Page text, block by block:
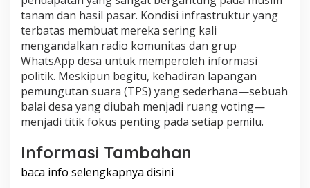
tanam dan hasil pasar. Kondisi infrastruktur yang
terbatas membuat mereka sering kali
mengandalkan radio komunitas dan grup
WhatsApp desa untuk memperoleh informasi
politik. Meskipun begitu, kehadiran lapangan
pemungutan suara (TPS) yang sederhana—sebuah
balai desa yang diubah menjadi ruang voting—
menjadi titik fokus penting pada setiap pemilu.
Informasi Tambahan
baca info selengkapnya disini